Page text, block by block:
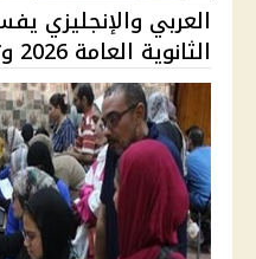
العربي والإنجليزي
الثانوية العامة 2026 وتأثيرهما ع...